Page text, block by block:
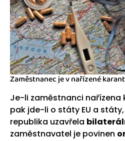
Zaměstnanec je v nařízené
Je-li zaměstnanci nařízena
pak jde-li o státy EU a
republika uzavřela
zaměstnavatel je povinen